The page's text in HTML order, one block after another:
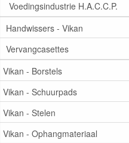
Voedingsindustrie H.A.C.C.P.
Handwissers - Vikan
Vervangcasettes
Vikan - Borstels
Vikan - Schuurpads
Vikan - Stelen
Vikan - Ophangmateriaal